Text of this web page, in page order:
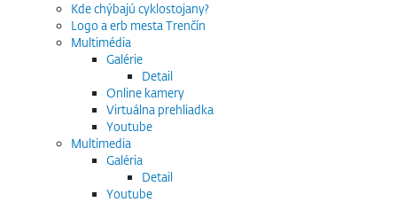
Kde chýbajú cyklostojany?
Logo a erb mesta Trenčín
Multimédia
Galérie
Detail
Online kamery
Virtuálna prehliadka
Youtube
Multimedia
Galéria
Detail
Youtube